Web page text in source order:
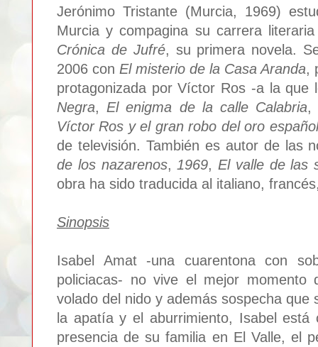
Jerónimo Tristante (Murcia, 1969)
Murcia y compagina su carrera
Crónica de Jufré, su primera novela.
2006 con El misterio de la Casa Aranda,
protagonizada por Víctor Ros -a la que
Negra, El enigma de la calle Calabria
Víctor Ros y el gran robo del oro español
de televisión. También es autor de las
de los nazarenos, 1969, El valle de las
obra ha sido traducida al italiano,
Sinopsis
Isabel Amat -una cuarentona con
policiacas- no vive el mejor
volado del nido y además sospecha
la apatía y el aburrimiento, Isabel está
presencia de su familia en El Valle, el